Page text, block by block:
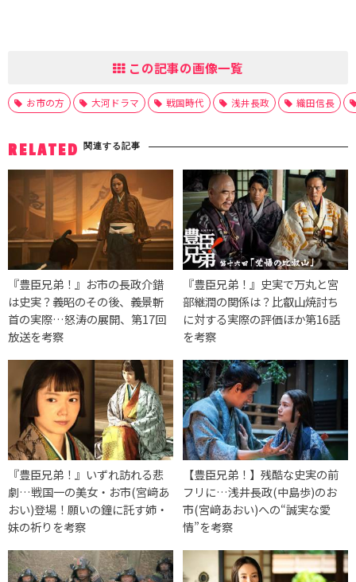
この記事の画像一覧
お市の方 大河ドラマ 戦国時代 浅井長政 織田信長
RELATED 関連する記事
『豊臣兄弟！』お市の長政介錯
は史実？義昭のその後、義景斬
首の実際…怒涛の展開、第17回
放送を考察
『豊臣兄弟！』史実で万丸と宮
部継潤の関係は？比叡山焼討ち
に対する実際の評価ほか第16話
を考察
『豊臣兄弟！』いずれ訪れる悲
劇…戦国一の美女・お市(宮﨑あ
おい)登場！願いの鐘に託す姉・
妹の祈りを考察
【豊臣兄弟！】残酷な史実の前
フリに…浅井長政(中島歩)のお
市(宮﨑あおい)への“誠実な愛
情”を考察